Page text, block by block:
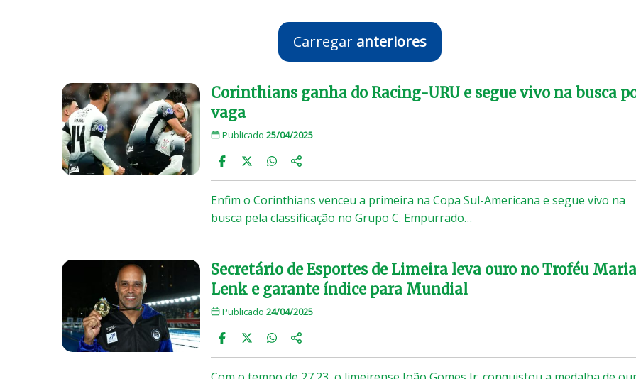
Carregar anteriores
Corinthians ganha do Racing-URU e segue vivo na busca
vaga
Publicado 25/04/2025
Enfim o Corinthians venceu a primeira na Copa Sul-Americana e segue vivo na
busca pela classificação no Grupo C. Empurrado…
Secretário de Esportes de Limeira leva ouro no Troféu Maria
Lenk e garante índice para Mundial
Publicado 24/04/2025